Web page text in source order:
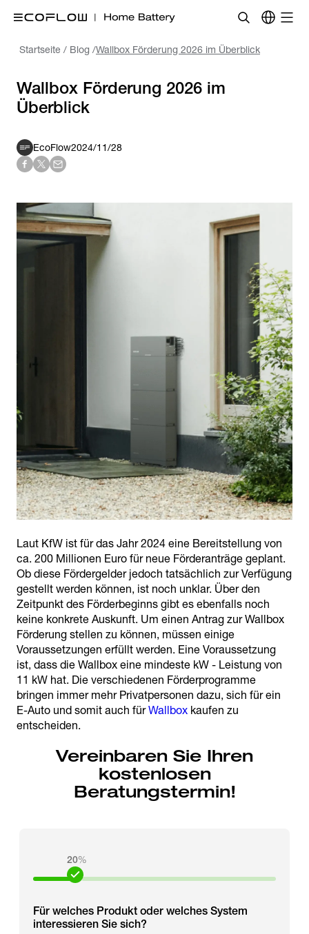
Startseite / Blog /Wallbox Förderung 2026 im Überblick
Wallbox Förderung 2026 im
Überblick
EcoFlow2024/11/28
Laut KfW ist für das Jahr 2024 eine Bereitstellung von
ca. 200 Millionen Euro für neue Förderanträge geplant.
Ob diese Fördergelder jedoch tatsächlich zur Verfügung
gestellt werden können, ist noch unklar. Über den
Zeitpunkt des Förderbeginns gibt es ebenfalls noch
keine konkrete Auskunft. Um einen Antrag zur Wallbox
Förderung stellen zu können, müssen einige
Voraussetzungen erfüllt werden. Eine Voraussetzung
ist, dass die Wallbox eine mindeste kW - Leistung von
11 kW hat. Die verschiedenen Förderprogramme
bringen immer mehr Privatpersonen dazu, sich für ein
E-Auto und somit auch fürWallbox kaufen zu
entscheiden.
Vereinbaren Sie Ihren
kostenlosen
Beratungstermin!
20%
Für welches Produkt oder welches System
interessieren Sie sich?